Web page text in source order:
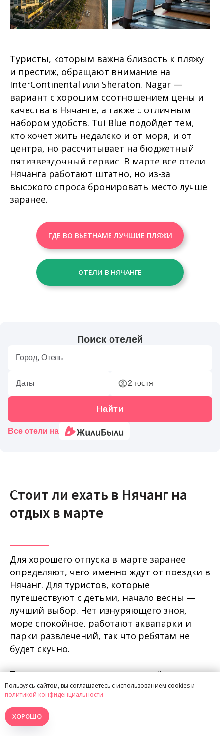
Туристы, которым важна близость к пляжу
и престиж, обращают внимание на
InterContinental или Sheraton. Nagar —
вариант с хорошим соотношением цены и
качества в Нячанге, а также с отличным
набором удобств. Tui Blue подойдет тем,
кто хочет жить недалеко и от моря, и от
центра, но рассчитывает на бюджетный
пятизвездочный сервис. В марте все отели
Нячанга работают штатно, но из-за
высокого спроса бронировать место лучше
заранее.
ГДЕ ВО ВЬЕТНАМЕ ЛУЧШИЕ ПЛЯЖИ
ОТЕЛИ В НЯЧАНГЕ
Стоит ли ехать в Нячанг на
отдых в марте
Для хорошего отпуска в марте заранее
определяют, чего именно ждут от поездки в
Нячанг. Для туристов, которые
путешествуют с детьми, начало весны —
лучший выбор. Нет изнуряющего зноя,
море спокойное, работают аквапарки и
парки развлечений, так что ребятам не
будет скучно.
Туристам, которые не готовы всё время
лежать на пляже и хотят посмотреть
страну, март тоже подходит. В
центральном Вьетнаме, где расположен
Нячанг, стоит сухая и солнечная погода —
Пользуясь сайтом, вы соглашаетесь с использованием cookies и
политикой конфиденциальности
ХОРОШО